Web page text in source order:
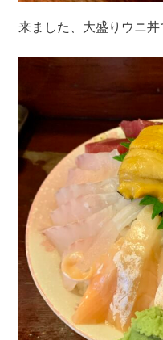
来ました、大盛りウニ丼